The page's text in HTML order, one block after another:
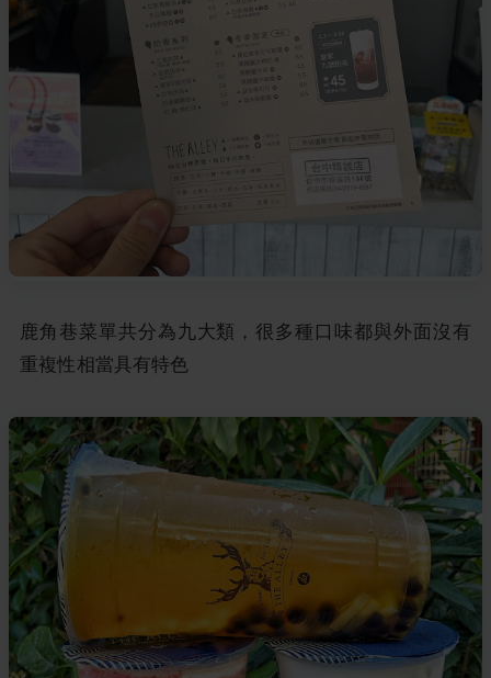
鹿角巷菜單共分為九大類，很多種口味都與外面沒有
重複性相當具有特色